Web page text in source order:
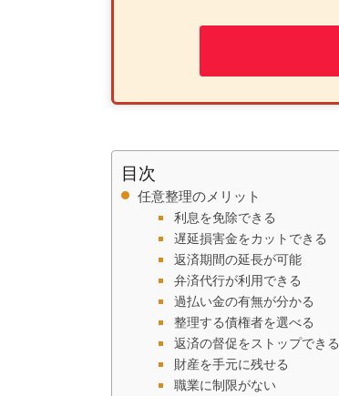
目次
任意整理のメリット
利息を免除できる
遅延損害金をカットできる
返済期間の延長が可能
弁済代行が利用できる
過払い金の有無が分かる
整理する債権者を選べる
返済の督促をストップできる
財産を手元に残せる
職業に制限がない